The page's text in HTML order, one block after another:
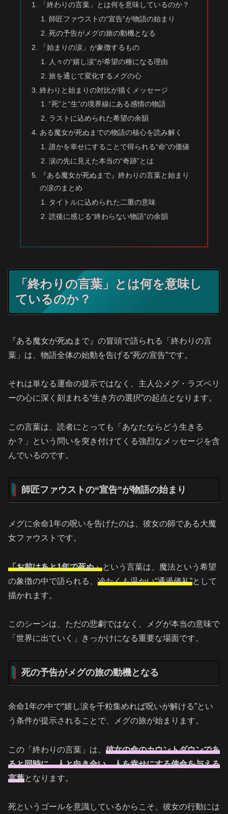
「終わりの言葉」とは何を意味しているのか？
師匠ファウストの“宣告”が物語の始まり
死の予告がメグの旅の動機となる
「始まりの涙」が象徴するもの
人々の“嬉し涙”が希望の種になる理由
旅を通じて変化するメグの心
終わりと始まりの対比が描くメッセージ
“死”と“生”の境界線にある感情の物語
ラストに込められた希望の余韻
ある魔女が死ぬまでの物語の核心を読み解く
誰かを幸せにすることで得られる“命”の価値
涙の先に見えた本当の“奇跡”とは
『ある魔女が死ぬまで』終わりの言葉と始まり
の涙のまとめ
タイトルに込められた二重の意味
読後に感じる“終わらない物語”の余韻
「終わりの言葉」とは何を意味し
ているのか？
『ある魔女が死ぬまで』の冒頭で語られる「終わりの言
葉」は、物語全体の始動を告げる“死の宣告”です。
それは単なる運命の提示ではなく、主人公メグ・ラズベリ
ーの心に深く刻まれる“生き方の選択”の起点となります。
この言葉は、読者にとっても「あなたならどう生きる
か？」という問いを突き付けてくる強烈なメッセージを含
んでいるのです。
師匠ファウストの“宣告”が物語の始まり
メグに余命1年の呪いを告げたのは、彼女の師である大魔
女ファウストです。
「お前はあと1年で死ぬ」という言葉は、魔法という希望
の象徴の中で語られる、 冷たくも温かい“通過儀礼”として
描かれます。
このシーンは、ただの悲劇ではなく、メグが本当の意味で
「世界に出ていく」きっかけになる重要な場面です。
死の予告がメグの旅の動機となる
余命1年の中で“嬉し涙を千粒集めれば呪いが解ける”とい
う条件が提示されることで、メグの旅が始まります。
この「終わりの言葉」は、 彼女の命のカウントダウンであ
ると同時に、人と向き合い、人を幸せにする使命を与える
言葉となります。
死というゴールを意識しているからこそ、彼女の行動には